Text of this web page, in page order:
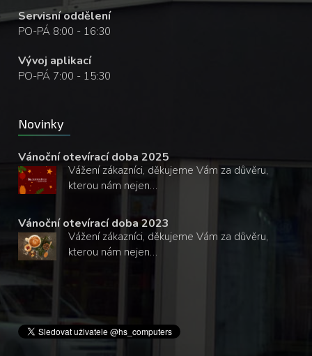
Servisní oddělení
PO-PÁ 8:00 - 16:30
Vývoj aplikací
PO-PÁ 7:00 - 15:30
Novinky
Vánoční otevírací doba 2025
Vážení zákazníci, děkujeme Vám za důvěru,
kterou nám nejen…
Vánoční otevírací doba 2023
Vážení zákazníci, děkujeme Vám za důvěru,
kterou nám nejen…